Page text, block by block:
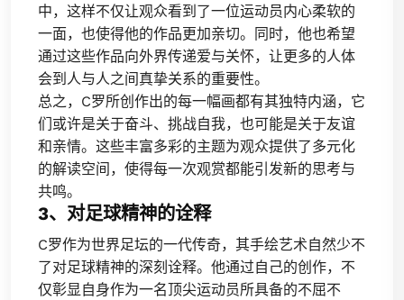
中，这样不仅让观众看到了一位运动员内心柔软的
一面，也使得他的作品更加亲切。同时，他也希望
通过这些作品向外界传递爱与关怀，让更多的人体
会到人与人之间真挚关系的重要性。
总之，C罗所创作出的每一幅画都有其独特内涵，它
们或许是关于奋斗、挑战自我，也可能是关于友谊
和亲情。这些丰富多彩的主题为观众提供了多元化
的解读空间，使得每一次观赏都能引发新的思考与
共鸣。
3、对足球精神的诠释
C罗作为世界足坛的一代传奇，其手绘艺术自然少不
了对足球精神的深刻诠释。他通过自己的创作，不
仅彰显自身作为一名顶尖运动员所具备的不屈不